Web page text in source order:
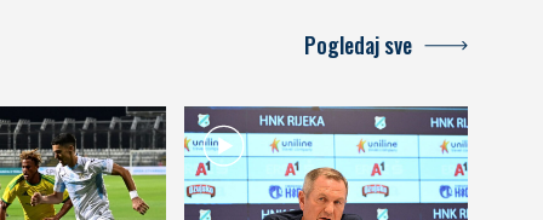
Pogledaj sve